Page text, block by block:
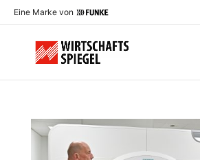
Eine Marke von